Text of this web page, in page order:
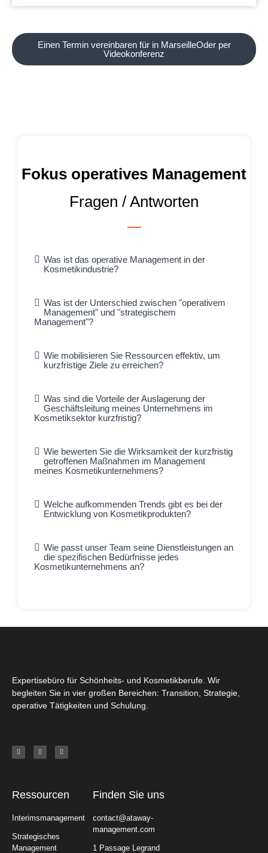
Einen Termin vereinbaren für in MarseilleOder per
Videokonferenz
Fokus operatives Management
Fragen / Antworten
Was ist das operative Management in der
Kosmetikindustrie?
Was ist der Unterschied zwischen "operativem
Management" und "strategischem
Management"?
Wie mobilisieren Sie Ressourcen effektiv, um
kurzfristige Ziele zu erreichen?
Was sind die Vorteile der Auslagerung der
Geschäftsleitung meines Unternehmens im
Kosmetiksektor kurzfristig?
Wie bewerten Sie die Wirksamkeit der kurzfristig
getroffenen Maßnahmen im Management
meines Kosmetikunternehmens?
Welche aufkommenden Trends gibt es bei der
Entwicklung von Kosmetikprodukten?
Wie passt unser Team seine Dienstleistungen an
die spezifischen Bedürfnisse jedes
Kosmetikunternehmens an?
Expertisebüro für Schönheits- und Kosmetikberufe. Wir
begleiten Sie in vier großen Bereichen: Transition, Strategie,
operative Tätigkeiten und Schulung.
Ressourcen
Interimsmanagement
Strategisches
Management
Finden Sie uns
contact@ataway-
management.com
1 Passage Legrand